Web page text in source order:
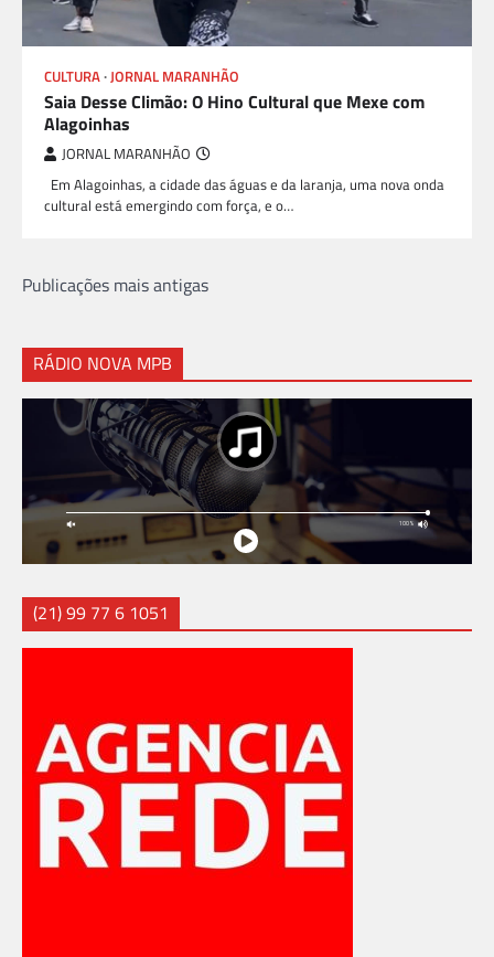
CULTURA JORNAL MARANHÃO
Saia Desse Climão: O Hino Cultural que Mexe com
Alagoinhas
JORNAL MARANHÃO
Em Alagoinhas, a cidade das águas e da laranja, uma nova onda
cultural está emergindo com força, e o…
Navegação
posts
Publicações mais antigas
RÁDIO NOVA MPB
(21) 99 77 6 1051